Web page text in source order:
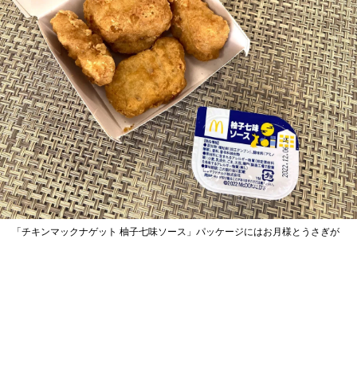
「チキンマックナゲット 柚子七味ソース」パッケージにはお月様とうさぎが